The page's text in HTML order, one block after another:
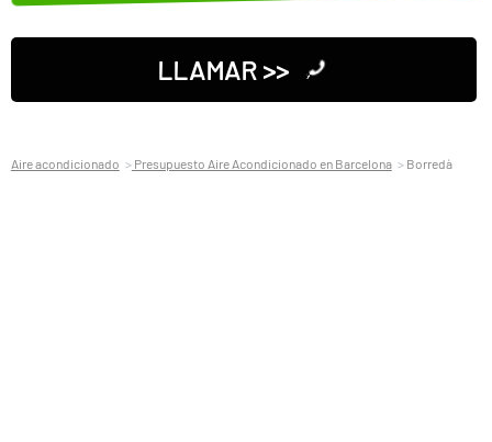
LLAMAR >>
Aire acondicionado Presupuesto Aire Acondicionado en Barcelona Borredà